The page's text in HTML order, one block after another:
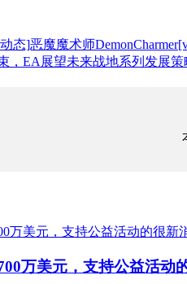
态]恶魔魔术师
，EA展望未来战地系列发展策
万美元，支持公益活动